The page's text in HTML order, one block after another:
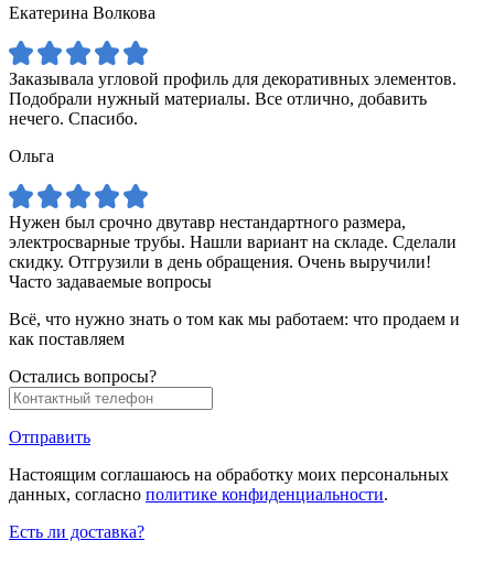
Екатерина Волкова
Заказывала угловой профиль для декоративных элементов.
Подобрали нужный материалы. Все отлично, добавить
нечего. Спасибо.
Ольга
Нужен был срочно двутавр нестандартного размера,
электросварные трубы. Нашли вариант на складе. Сделали
скидку. Отгрузили в день обращения. Очень выручили!
Часто задаваемые вопросы
Всё, что нужно знать о том как мы работаем: что продаем и
как поставляем
Остались вопросы?
Отправить
Настоящим соглашаюсь на обработку моих персональных
данных, согласно политике конфиденциальности.
Есть ли доставка?